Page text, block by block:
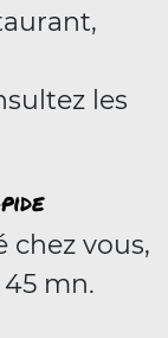
les
chez vous,
mn.